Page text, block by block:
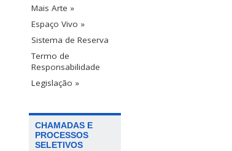
Mais Arte »
Espaço Vivo »
Sistema de Reserva
Termo de
Responsabilidade
Legislação »
CHAMADAS E
PROCESSOS
SELETIVOS